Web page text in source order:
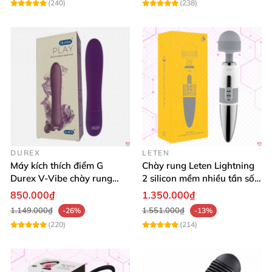
hơn 48.000 vòng trong 1 phút
. Với sức mạnh biến
(240)
(238)
DUREX
Máy kích thích điểm G
Durex V-Vibe chày rung
tinh yêu không dây cao cấp
850.000₫
1.149.000₫
-26%
(220)
LETEN
Chày rung Leten Lightning
2 silicon mềm nhiều tần số
rung phát nhiệt
1.350.000₫
1.551.000₫
-13%
(214)